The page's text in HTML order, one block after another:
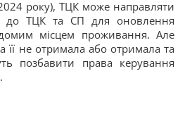
року), ТЦК може направляти
до ТЦК та СП для оновлення
місцем проживання. Але
не отримала або отримала та
позбавити права керування